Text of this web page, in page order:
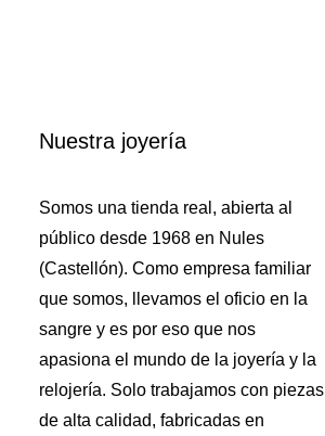
Nuestra joyería
Somos una tienda real, abierta al
público desde 1968 en Nules
(Castellón). Como empresa familiar
que somos, llevamos el oficio en la
sangre y es por eso que nos
apasiona el mundo de la joyería y la
relojería. Solo trabajamos con piezas
de alta calidad, fabricadas en